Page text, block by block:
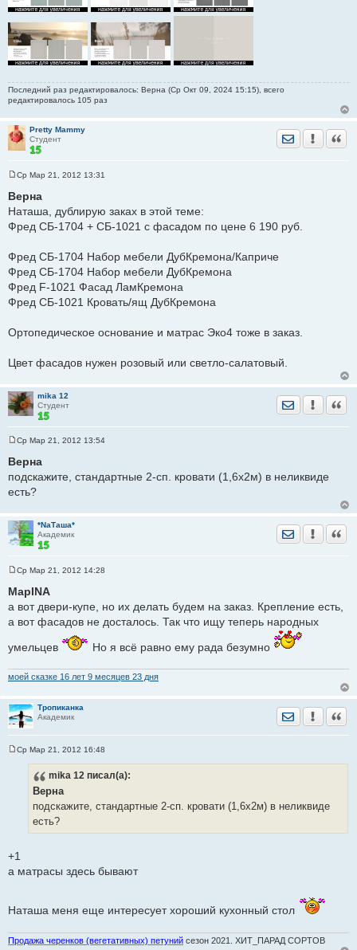
Последний раз редактировалось: Верна (Ср Окт 09, 2024 15:15), всего
редактировалось 105 раз
Pretty Mammy
Студент
Отправить
о
б
е
е
Ср Мар 21, 2012 13:31
Верна
Наташа, дублирую заках в этой теме:
Фред СБ-1704 + СБ-1021 с фасадом по цене 6 190 руб.
Фред СБ-1704 Набор мебели ДубКремона/Каприче
Фред СБ-1704 Набор мебели ДубКремона
Фред F-1021 Фасад ЛамКремона
Фред СБ-1021 Кровать/ящ ДубКремона
Ортопедическое основание и матрас Эко4 тоже в заказ.
Цвет фасадов нужен розовый или светло-салатовый.
mika 12
Студент
Отправить
о
б
щ
е
и
е
Ср Мар 21, 2012 13:54
Верна
подскажите, стандартные 2-сп. кровати (1,6х2м) в неликвиде
есть?
*NaТаша*
Академик
Отправить
о
б
е
и
е
Ср Мар 21, 2012 14:28
МарINA
а вот двери-купе, но их делать будем на заказ. Крепление есть,
а вот фасадов не досталось. Так что ищу теперь народных
умельцев
Но я всё равно ему рада безумно
моей сказке 16 лет 9 месяцев 23 дня
Тропиканка
Академик
Отправить
Ср Мар 21, 2012 16:48
mika 12 писал(а):
Верна
подскажите, стандартные 2-сп. кровати (1,6х2м) в неликвиде
есть?
+1
а матрасы здесь бывают
Наташа меня еще интересует хороший кухонный стол
Продажа черенков (вегетативных) петуний сезон 2021. ХИТ_ПАРАД СОРТОВ